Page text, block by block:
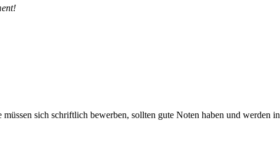
sich schriftlich bewerben, sollten gute Noten haben und werden